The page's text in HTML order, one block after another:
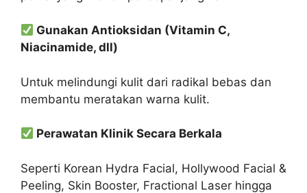
Gunakan Antioksidan (Vitamin C,
Niacinamide, dll)
Untuk melindungi kulit dari radikal bebas dan
membantu meratakan warna kulit.
Perawatan Klinik Secara Berkala
Seperti Korean Hydra Facial, Hollywood Facial &
Peeling, Skin Booster, Fractional Laser hingga